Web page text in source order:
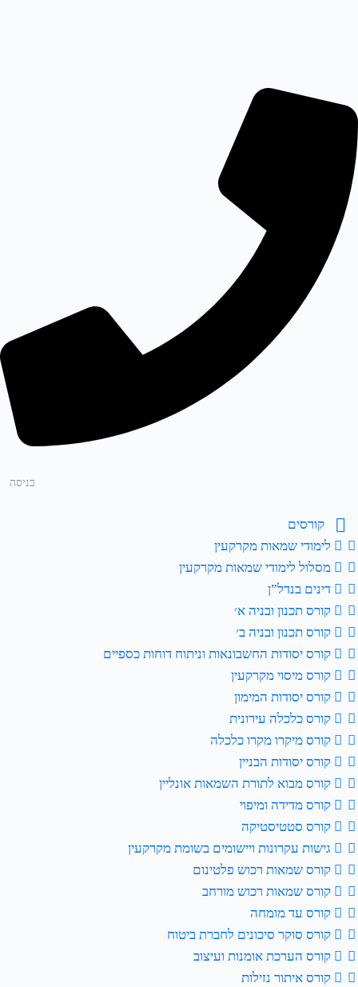
כניסה
קורסים
לימודי שמאות מקרקעין
מסלול לימודי שמאות מקרקעין
דינים בנדל”ן
קורס תכנון ובניה א׳
קורס תכנון ובניה ב׳
קורס יסודות החשבונאות וניתוח דוחות כספיים
קורס מיסוי מקרקעין
קורס יסודות המימון
קורס כלכלה עירונית
קורס מיקרו מקרו כלכלה
קורס יסודות הבניין
קורס מבוא לתורת השמאות אונליין
קורס מדידה ומיפוי
קורס סטטיסטיקה
גישות עקרונות ויישומים בשומת מקרקעין
קורס שמאות רכוש פלטינום
קורס שמאות רכוש מורחב
קורס עד מומחה
קורס סוקר סיכונים לחברת ביטוח
קורס הערכת אומנות ועיצוב
קורס איתור נזילות